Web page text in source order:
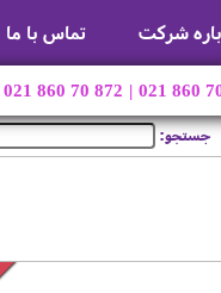
شرکت تماس با ما
021 860 70 872 | 021 860
جستجو: